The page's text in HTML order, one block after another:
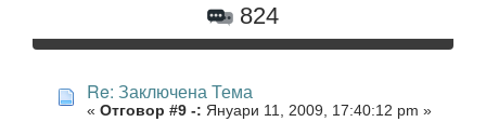
824
Re: Заключена Тема
« Отговор #9 -: Януари 11, 2009, 17:40:12 pm »